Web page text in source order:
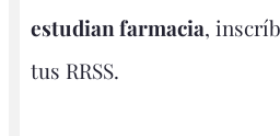
estudian farmacia,
tus RRSS.